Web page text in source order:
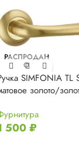
РАСПРОДАН
О
SIMFONIA TL
золото/
500₽